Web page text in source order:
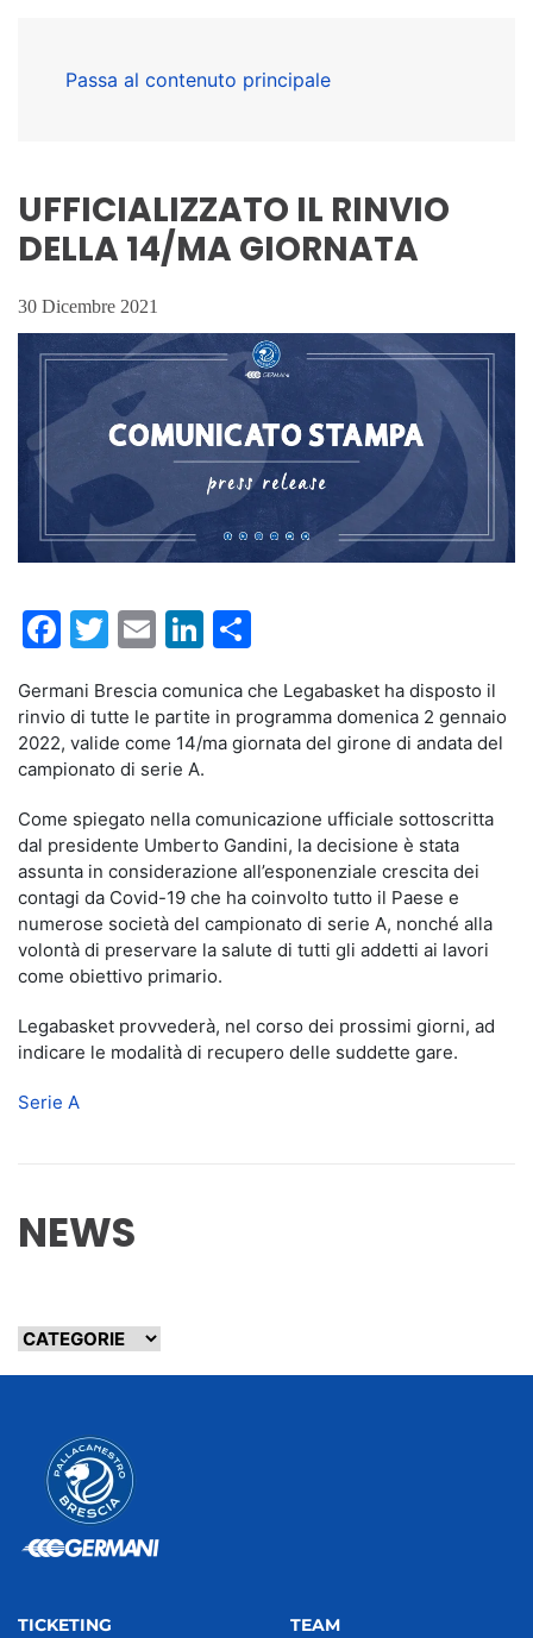
Passa al contenuto principale
UFFICIALIZZATO IL RINVIO
DELLA 14/MA GIORNATA
30 Dicembre 2021
Facebook
Twitter
EmailLinkedIn
Germani Brescia comunica che Legabasket ha disposto il
rinvio di tutte le partite in programma domenica 2 gennaio
2022, valide come 14/ma giornata del girone di andata del
campionato di serie A.
Come spiegato nella comunicazione ufficiale sottoscritta
dal presidente Umberto Gandini, la decisione è stata
assunta in considerazione all’esponenziale crescita dei
contagi da Covid-19 che ha coinvolto tutto il Paese e
numerose società del campionato di serie A, nonché alla
volontà di preservare la salute di tutti gli addetti ai lavori
come obiettivo primario.
Legabasket provvederà, nel corso dei prossimi giorni, ad
indicare le modalità di recupero delle suddette gare.
Serie A
NEWS
TICKETING TEAM